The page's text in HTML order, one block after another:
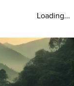
Loading...